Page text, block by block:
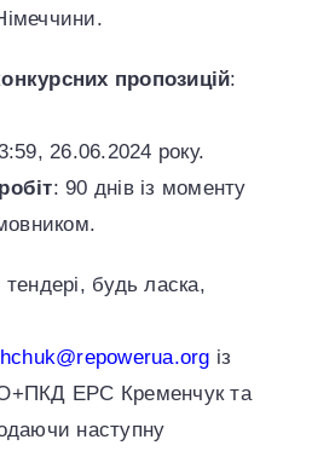
пропозицій:
26.06.2024 року.
: 90 днів із моменту
будь ласка,
із
EPC Кременчук та
наступну